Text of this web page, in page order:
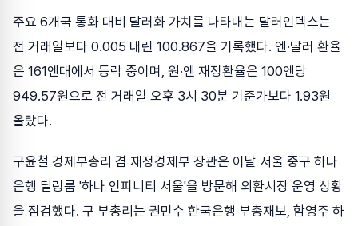
주요 6개국 통화 대비 달러화 가치를 나타내는 달러인덱스는
전 거래일보다 0.005 내린 100.867을 기록했다. 엔·달러 환율
은 161엔대에서 등락 중이며, 원·엔 재정환율은 100엔당
949.57원으로 전 거래일 오후 3시 30분 기준가보다 1.93원
올랐다.
구윤철 경제부총리 겸 재정경제부 장관은 이날 서울 중구 하나
은행 딜링룸 '하나 인피니티 서울'을 방문해 외환시장 운영 상황
을 점검했다. 구 부총리는 권민수 한국은행 부총재보, 함영주 하